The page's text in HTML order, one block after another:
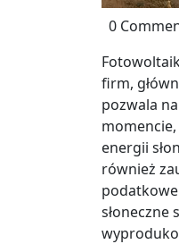
0
firm,
pozwala
energii
również
słoneczne